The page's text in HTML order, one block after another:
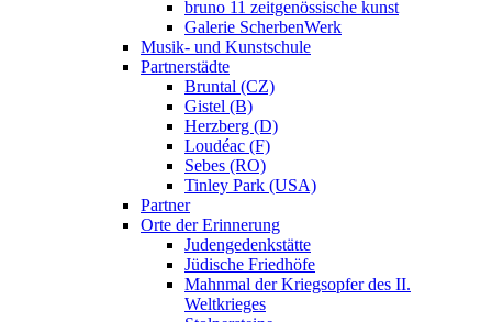
bruno 11 zeitgenössische kunst
Galerie ScherbenWerk
Musik- und Kunstschule
Partnerstädte
Bruntal (CZ)
Gistel (B)
Herzberg (D)
Loudéac (F)
Sebes (RO)
Tinley Park (USA)
Partner
Orte der Erinnerung
Judengedenkstätte
Jüdische Friedhöfe
Mahnmal der Kriegsopfer des II.
Weltkrieges